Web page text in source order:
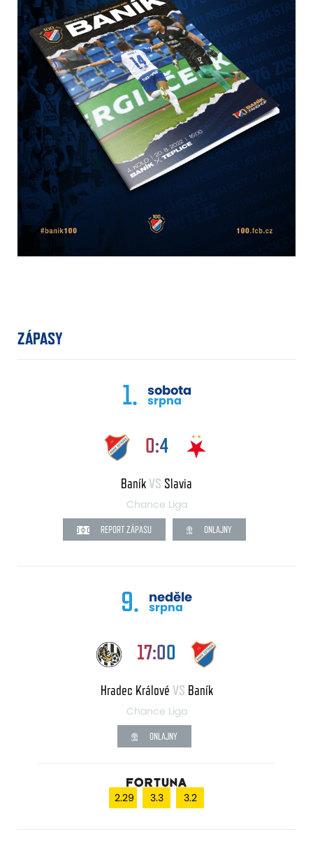
ZÁPASY
1. sobota
srpna
0:4
BaníkVS Slavia
Chance Liga
REPORT ZÁPASU ONLAJNY
9. neděle
srpna
17:00
Hradec Králové VS Baník
Chance Liga
ONLAJNY
2.29 3.3 3.2